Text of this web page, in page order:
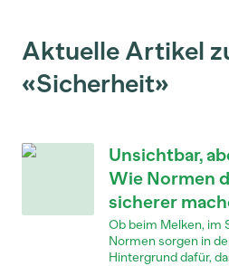
Aktuelle Artikel
«Sicherheit»
Unsichtbar,
Wie Normen
sicherer
Ob beim Melken, im
Normen sorgen in
Hintergrund dafür,